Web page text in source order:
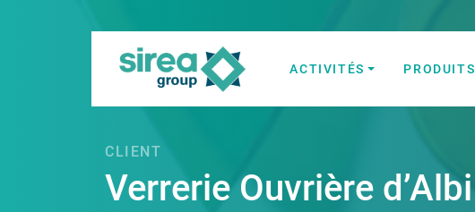
ACTIVITÉS PRODUITS
CLIENT
Verrerie Ouvrière d’Albi